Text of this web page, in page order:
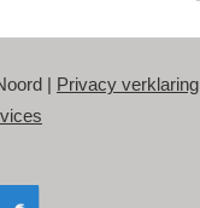
| Privacy verklaring